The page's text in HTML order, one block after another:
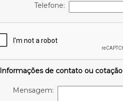
Telefone:
Informações de contato ou cotação
Mensagem: